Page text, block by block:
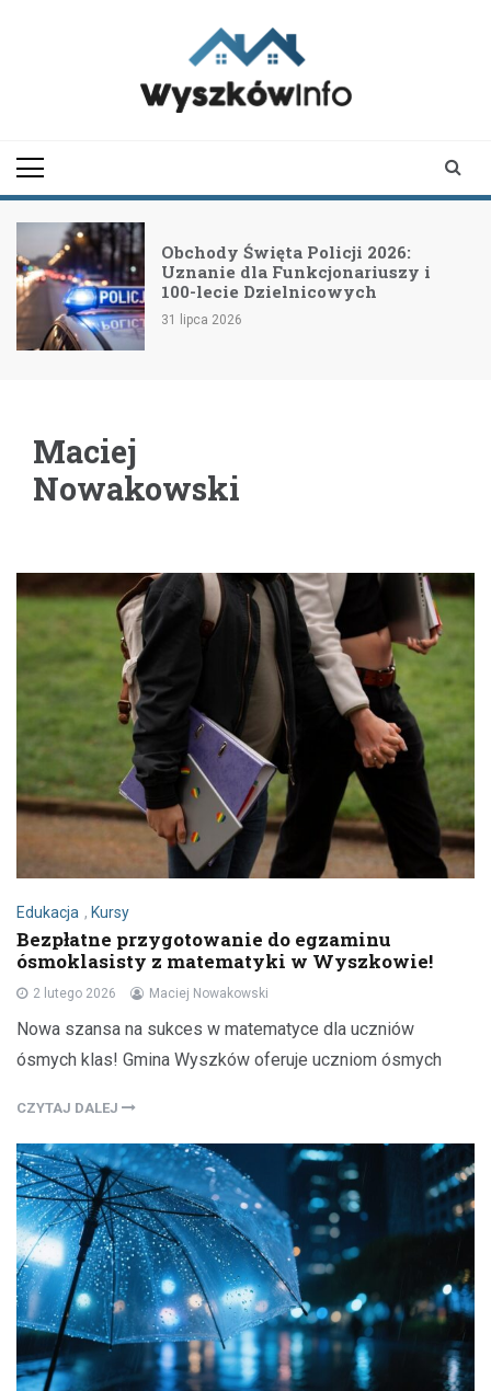
Obchody Święta Policji 2026:
Uznanie dla Funkcjonariuszy i
100-lecie Dzielnicowych
31 lipca 2026
Maciej
Nowakowski
Edukacja , Kursy
Bezpłatne przygotowanie do egzaminu
ósmoklasisty z matematyki w Wyszkowie!
2 lutego 2026 Maciej Nowakowski
Nowa szansa na sukces w matematyce dla uczniów
ósmych klas! Gmina Wyszków oferuje uczniom ósmych
CZYTAJ DALEJ